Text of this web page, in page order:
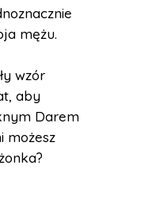
mężu.
wzór
aby
Darem
możesz